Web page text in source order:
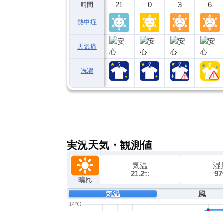
時間
熱中症
天気痛
洗濯
21 0 3 6
実況天気・観測値
晴れ
気温
21.2℃
湿
97
気温 風